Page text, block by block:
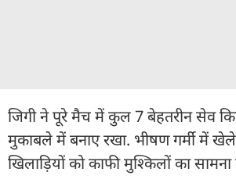
जिगी ने पूरे मैच में कुल 7 बेहतरीन सेव
मुकाबले में बनाए रखा. भीषण गर्मी में
खिलाड़ियों को काफी मुश्किलों का सामना